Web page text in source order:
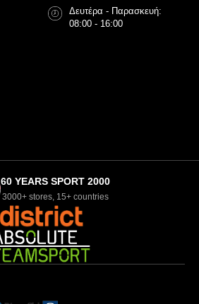
Δευτέρα - Παρασκευή:
08:00 - 16:00
60 YEARS SPORT 2000
3000+ stores, 15+ countries